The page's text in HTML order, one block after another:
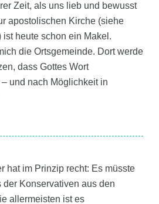
Zeit, als uns lieb und bewusst
apostolischen Kirche (siehe
heute schon ein Makel.
die Ortsgemeinde. Dort werde
dass Gottes Wort
und nach Möglichkeit in
hat im Prinzip recht: Es müsste
Konservativen aus den
allermeisten ist es